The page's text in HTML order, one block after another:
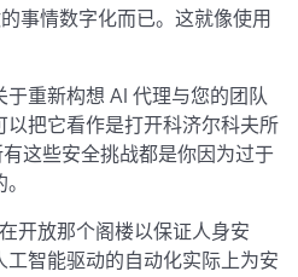
事情数字化而已。这就像使用
于重新构想 AI 代理与您的团队
把它看作是打开科济尔科夫所
这些安全挑战都是你因为过于
开放那个阁楼以保证人身安
智能驱动的自动化实际上为安